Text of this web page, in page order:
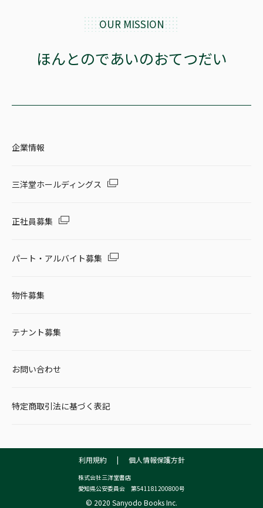
OUR MISSION
ほんとのであいのおてつだい
企業情報
三洋堂ホールディングス
正社員募集
パート・アルバイト募集
物件募集
テナント募集
お問い合わせ
特定商取引法に基づく表記
利用規約 | 個人情報保護方針
株式会社三洋堂書店
愛知県公安委員会 第541181200800号
© 2020 Sanyodo Books Inc.